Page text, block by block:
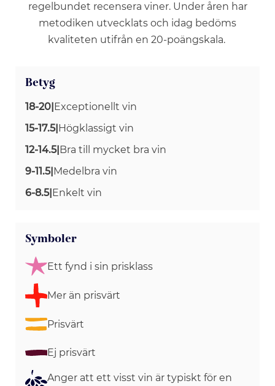
regelbundet recensera viner. Under åren har
metodiken utvecklats och idag bedöms
kvaliteten utifrån en 20-poängskala.
Betyg
18-20|Exceptionellt vin
15-17.5|Högklassigt vin
12-14.5|Bra till mycket bra vin
9-11.5|Medelbra vin
6-8.5|Enkelt vin
Symboler
Ett fynd i sin prisklass
Mer än prisvärt
Prisvärt
Ej prisvärt
Anger att ett visst vin är typiskt för en